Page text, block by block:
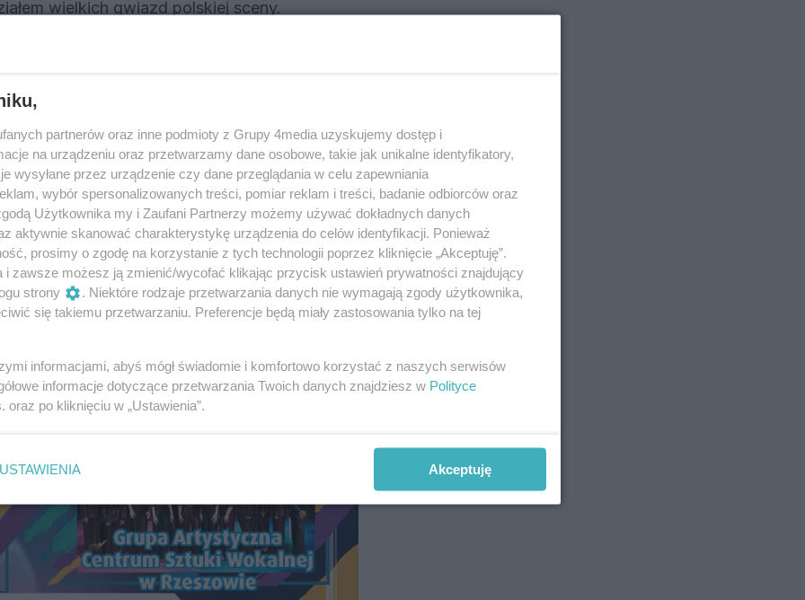
wielkich gwiazd polskiej sceny.
„Nie liczę godzin i lat”
udziałem solistów oraz Grup Artystycznych
punktem wieczoru będzie koncert
–Andrzejowi Rybińskiemu. Publiczność
nowych, zaskakujących aranżacjach. Na
będzie Reprezentacyjna Grupa Artystyczna
pełne emocji przesłuchania konkursowe
Wielkiej Brytanii, Ukrainy, Czech czy
Prix.
partnerów oraz inne podmioty z Grupy 4media uzyskujemy dostęp i
na urządzeniu oraz przetwarzamy dane osobowe, takie jak unikalne identyfikatory,
wysyłane przez urządzenie czy dane przeglądania w celu zapewniania
wybór spersonalizowanych treści, pomiar reklam i treści, badanie odbiorców oraz
Użytkownika my i Zaufani Partnerzy możemy używać dokładnych danych
aktywnie skanować charakterystykę urządzenia do celów identyfikacji. Ponieważ
prosimy o zgodę na korzystanie z tych technologii poprzez kliknięcie „Akceptuję”.
i zawsze możesz ją zmienić/wycofać klikając przycisk ustawień prywatności znajdujący
strony
. Niektóre rodzaje przetwarzania danych nie wymagają zgody użytkownika,
się takiemu przetwarzaniu. Preferencje będą miały zastosowania tylko na tej
informacjami, abyś mógł świadomie i komfortowo korzystać z naszych serwisów
informacje dotyczące przetwarzania Twoich danych znajdziesz w Polityce
. oraz po kliknięciu w „Ustawienia”.
USTAWIENIA Akceptuję